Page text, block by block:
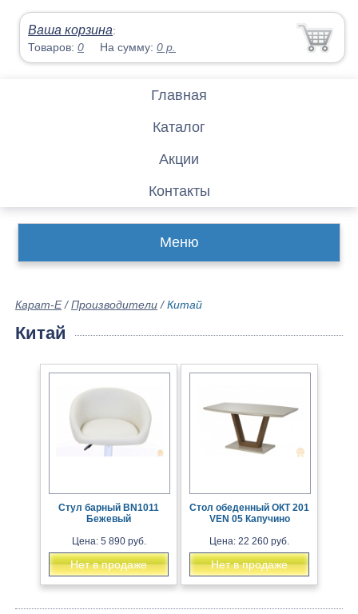
Ваша корзина:
Товаров:0 На сумму:0 р.
Главная
Каталог
Акции
Контакты
Меню
Карат-Е/Производители /Китай
Китай
Стул барный BN1011
Бежевый
Цена: 5 890 руб.
Нет в продаже
Стол обеденный ОКТ 201
VEN 05 Капучино
Цена: 22 260 руб.
Нет в продаже